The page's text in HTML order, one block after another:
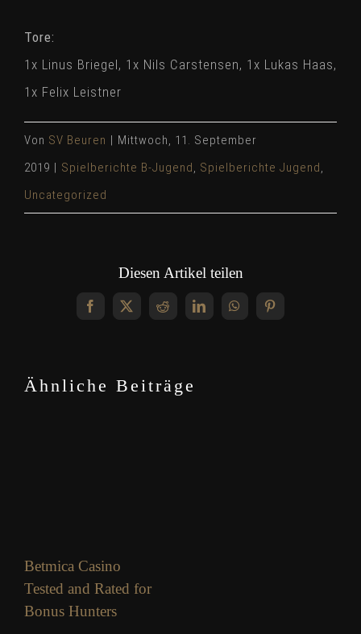
Tore:
1x Linus Briegel, 1x Nils Carstensen, 1x Lukas Haas,
1x Felix Leistner
Von SV Beuren | Mittwoch, 11. September
2019 | Spielberichte B-Jugend, Spielberichte Jugend,
Uncategorized
Diesen Artikel teilen
Facebook Reddit LinkedInWhatsApp
Ähnliche Beiträge
Betmica Casino
Tested and Rated for
Bonus Hunters